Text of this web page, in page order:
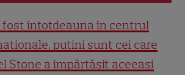
fost întotdeauna în centrul
puțini sunt cei care
Stone a împărtășit aceeași